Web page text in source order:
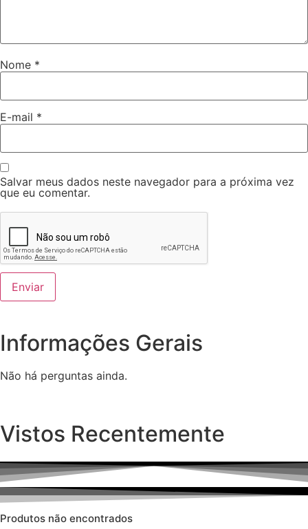
Nome *
E-mail *
Salvar meus dados neste navegador para a próxima vez
que eu comentar.
Informações Gerais
Não há perguntas ainda.
Vistos Recentemente
Produtos não encontrados